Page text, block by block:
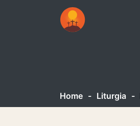
Home - Liturgia -